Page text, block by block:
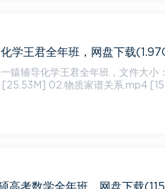
学王君全年班，网盘下载
学王君全年班，文件大小：1.97G 暑假班 [1.97G]
[25.53M] 02.物质家谱关系.mp4